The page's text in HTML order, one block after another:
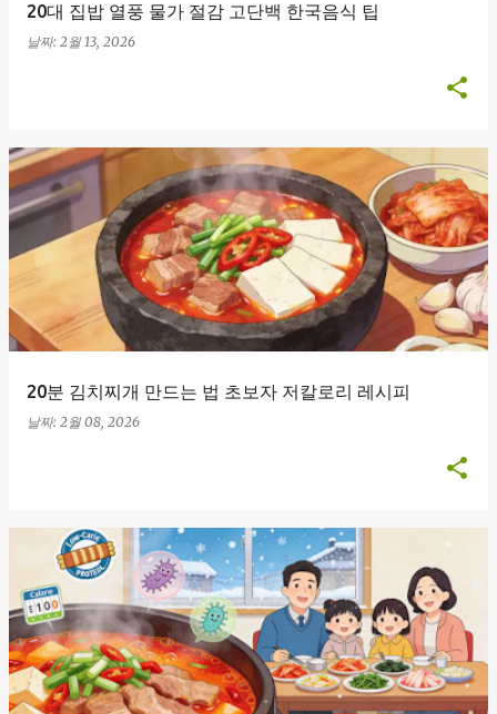
20대 집밥 열풍 물가 절감 고단백 한국음식 팁
날짜: 2월 13, 2026
20분 김치찌개 만드는 법 초보자 저칼로리 레시피
날짜: 2월 08, 2026